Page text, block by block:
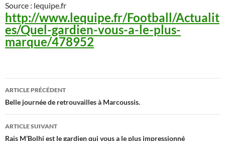
Source : lequipe.fr
http://www.lequipe.fr/Football/Actualit
es/Quel-gardien-vous-a-le-plus-
marque/478952
Navigation
des
articles
ARTICLE PRÉCÉDENT
Belle journée de retrouvailles à Marcoussis.
ARTICLE SUIVANT
Raïs M’Bolhi est le gardien qui vous a le plus impressionné